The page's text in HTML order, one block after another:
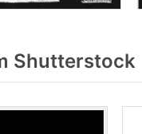
Shutterstock